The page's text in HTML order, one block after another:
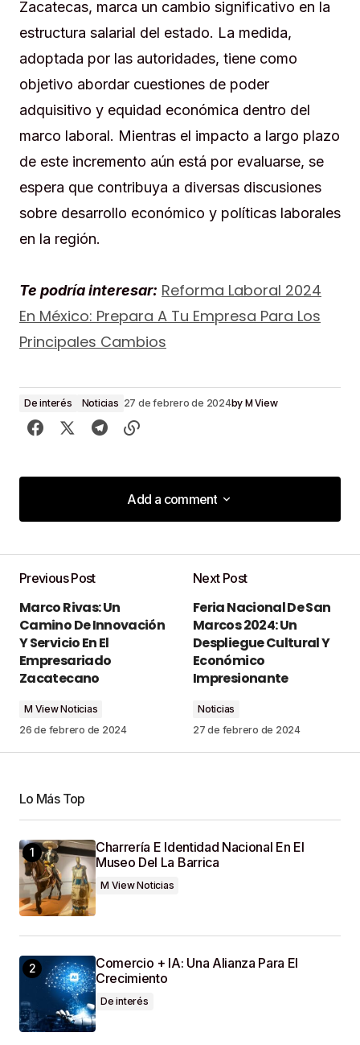
Zacatecas, marca un cambio significativo en la
estructura salarial del estado. La medida,
adoptada por las autoridades, tiene como
objetivo abordar cuestiones de poder
adquisitivo y equidad económica dentro del
marco laboral. Mientras el impacto a largo plazo
de este incremento aún está por evaluarse, se
espera que contribuya a diversas discusiones
sobre desarrollo económico y políticas laborales
en la región.
Te podría interesar: Reforma Laboral 2024
En México: Prepara A Tu Empresa Para Los
Principales Cambios
De interés Noticias 27 de febrero de 2024byM View
Add a comment
Add a comment
publicada. Los campos obligatorios están
marcados con*
Comment
Guardar Mi Nombre, Correo Electrónico Y Sitio
Web En Este Navegador Para La Próxima Vez
Que Haga Un Comentario.
SUBMIT COMMENT
Previous Post
Marco Rivas: Un
Camino De Innovación
Y Servicio En El
Empresariado
Zacatecano
M View Noticias
26 de febrero de 2024
Next Post
Feria Nacional De San
Marcos 2024: Un
Despliegue Cultural Y
Económico
Impresionante
Noticias
27 de febrero de 2024
Lo Más Top
Charrería E Identidad Nacional En El
Museo Del La Barrica
M View Noticias
Comercio + IA: Una Alianza Para El
Crecimiento
De interés